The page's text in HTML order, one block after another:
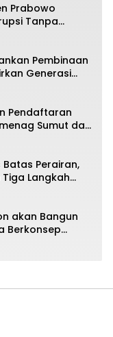
Prabowo
Tanpa
Pembinaan
Generasi
Pendaftaran
Sumut dan
MoU
Perairan,
Langkah
akan Bangun
Berkonsep